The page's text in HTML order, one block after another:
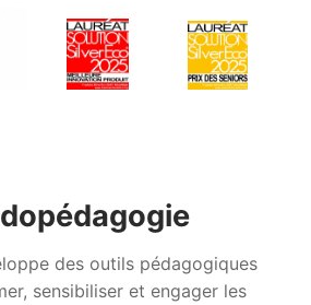
des outils pédagogiques
sensibiliser et engager les